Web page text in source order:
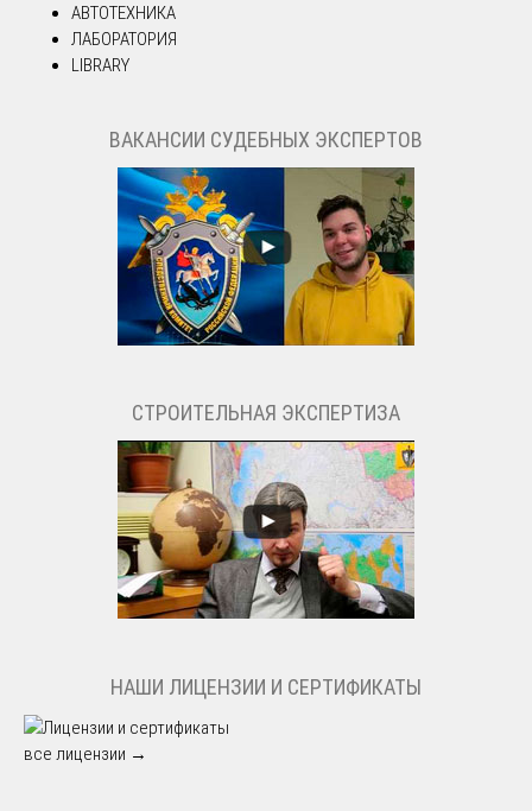
АВТОТЕХНИКА
ЛАБОРАТОРИЯ
LIBRARY
ВАКАНСИИ СУДЕБНЫХ ЭКСПЕРТОВ
СТРОИТЕЛЬНАЯ ЭКСПЕРТИЗА
НАШИ ЛИЦЕНЗИИ И СЕРТИФИКАТЫ
все лицензии →